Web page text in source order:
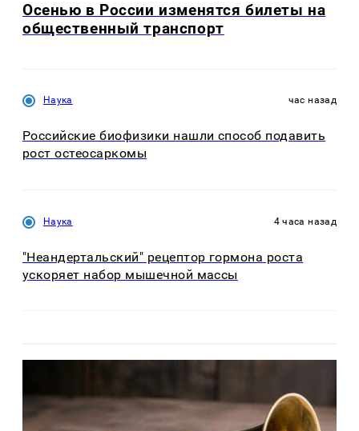
Осенью в России изменятся билеты на
общественный транспорт
Наука час назад
Российские биофизики нашли способ подавить
рост остеосаркомы
Наука 4 часа назад
"Неандертальский" рецептор гормона роста
ускоряет набор мышечной массы